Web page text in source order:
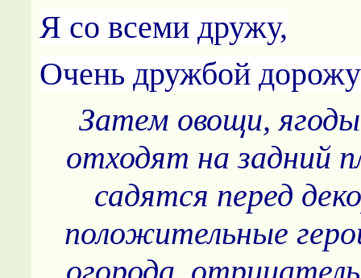
Я со всеми дружу,
Очень дружбой
Затем овощи,
отходят на задний
садятся перед
положительные